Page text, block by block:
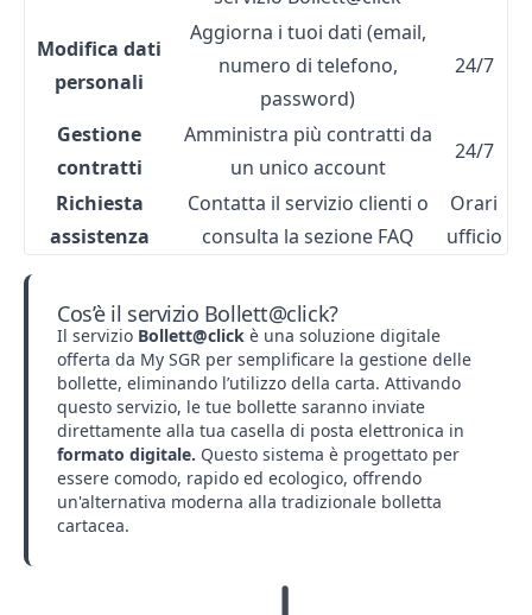
Modifica dati
personali
Aggiorna i tuoi dati (email,
numero di telefono,
password)
24/7
Gestione
contratti
Amministra più contratti da
un unico account
24/7
Richiesta
assistenza
Contatta il servizio clienti o
consulta la sezione FAQ
Orari
ufficio
Cos’è il servizio Bollett@click?
Il servizio Bollett@click è una soluzione digitale
offerta da My SGR per semplificare la gestione delle
bollette, eliminando l’utilizzo della carta. Attivando
questo servizio, le tue bollette saranno inviate
direttamente alla tua casella di posta elettronica in
formato digitale. Questo sistema è progettato per
essere comodo, rapido ed ecologico, offrendo
un'alternativa moderna alla tradizionale bolletta
cartacea.